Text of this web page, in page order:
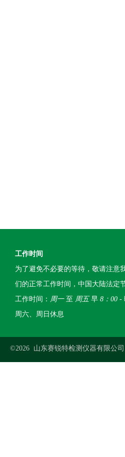
工作时间
为了避免不必要的等待，敬请注意
们的正常工作时间，中国大陆法定
工作时间： 周一至 周五早 8：00 -
周六、周日休息
©2026 山东赛锐特检测仪器有限公